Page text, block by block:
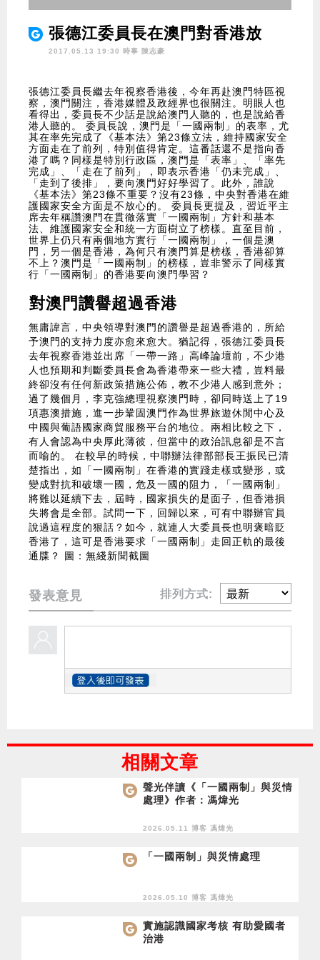
張德江委員長在澳門對香港放
話？
2017.05.13 19:30 時事 陳志豪
張德江委員長繼去年視察香港後，今年再赴澳門特區視
察，澳門關注，香港媒體及政經界也很關注。明眼人也
看得出，委員長不少話是說給澳門人聽的，也是說給香
港人聽的。 委員長說，澳門是「一國兩制」的表率，尤
其在率先完成了《基本法》第23條立法，維持國家安全
方面走在了前列，特別值得肯定。這番話還不是指向香
港了嗎？同樣是特別行政區，澳門是「表率」、「率先
完成」、「走在了前列」，即表示香港「仍未完成」、
「走到了後排」，要向澳門好好學習了。此外，誰說
《基本法》第23條不重要？沒有23條，中央對香港在維
護國家安全方面是不放心的。 委員長更提及，習近平主
席去年稱讚澳門在貫徹落實「一國兩制」方針和基本
法、維護國家安全和統一方面樹立了榜樣。直至目前，
世界上仍只有兩個地方實行「一國兩制」，一個是澳
門，另一個是香港，為何只有澳門算是榜樣，香港卻算
不上？澳門是「一國兩制」的榜樣，豈非警示了同樣實
行「一國兩制」的香港要向澳門學習？
對澳門讚譽超過香港
無庸諱言，中央領導對澳門的讚譽是超過香港的，所給
予澳門的支持力度亦愈來愈大。猶記得，張德江委員長
去年視察香港並出席「一帶一路」高峰論壇前，不少港
人也預期和判斷委員長會為香港帶來一些大禮，豈料最
終卻沒有任何新政策措施公佈，教不少港人感到意外；
過了幾個月，李克強總理視察澳門時，卻同時送上了19
項惠澳措施，進一步鞏固澳門作為世界旅遊休閒中心及
中國與葡語國家商貿服務平台的地位。兩相比較之下，
有人會認為中央厚此薄彼，但當中的政治訊息卻是不言
而喻的。 在較早的時候，中聯辦法律部部長王振民已清
楚指出，如「一國兩制」在香港的實踐走樣或變形，或
變成對抗和破壞一國，危及一國的阻力，「一國兩制」
將難以延續下去，屆時，國家損失的是面子，但香港損
失將會是全部。試問一下，回歸以來，可有中聯辦官員
說過這程度的狠話？如今，就連人大委員長也明褒暗貶
香港了，這可是香港要求「一國兩制」走回正軌的最後
通牒？ 圖：無綫新聞截圖
發表意見 排列方式:
相關文章
聲光伴讀《「一國兩制」與災情
處理》作者：馮煒光
2026.05.11 博客 馮煒光
「一國兩制」與災情處理
2026.05.10 博客 馮煒光
實施認識國家考核 有助愛國者
治港